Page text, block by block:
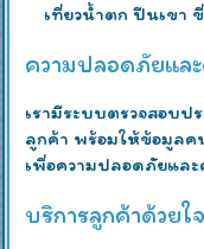
เที่ยวน้ำตก ปีนเขา
ความปลอดภัยแล
เรามีระบบตรวจสอบ
ลูกค้า พร้อมให้ข้อมูลค
เพื่อความปลอดภัยแล
บริการลูกค้าด้วย